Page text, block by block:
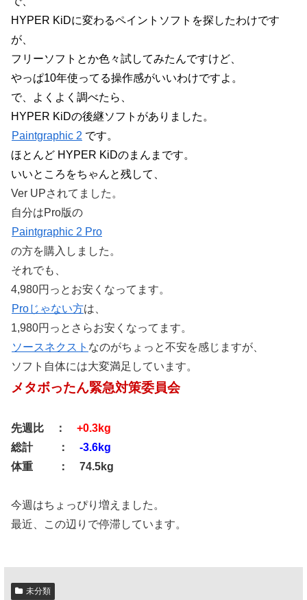
HYPER KiDに変わるペイントソフトを探したわけです
が、
フリーソフトとか色々試してみたんですけど、
やっぱ10年使ってる操作感がいいわけですよ。
で、よくよく調べたら、
HYPER KiDの後継ソフトがありました。
Paintgraphic 2 です。
ほとんど HYPER KiDのまんまです。
いいところをちゃんと残して、
Ver UPされてました。
自分はPro版の
Paintgraphic 2 Pro
の方を購入しました。
それでも、
4,980円っとお安くなってます。
Proじゃない方は、
1,980円っとさらお安くなってます。
ソースネクスト なのがちょっと不安を感じますが、
ソフト自体には大変満足しています。
メタボったん緊急対策委員会
先週比 ： +0.3kg
総計 ： -3.6kg
体重 ： 74.5kg
今週はちょっぴり増えました。
最近、この辺りで停滞しています。
未分類